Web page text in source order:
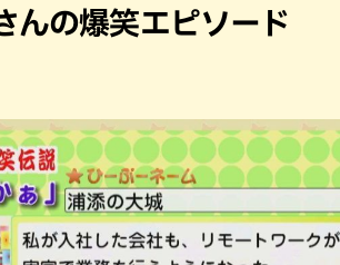
んの爆笑エピソード